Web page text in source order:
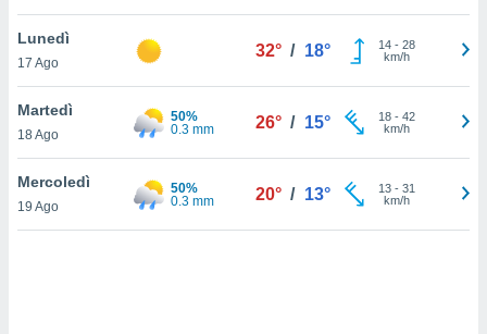
a piè
del
web.
Lunedì
17 Ago
32° / 18° 14- 28
km/h
Martedì
18 Ago
50%
0.3 mm
26° / 15° 18- 42
km/h
Mercoledì
19 Ago
50%
0.3 mm
20° / 13° 13- 31
km/h